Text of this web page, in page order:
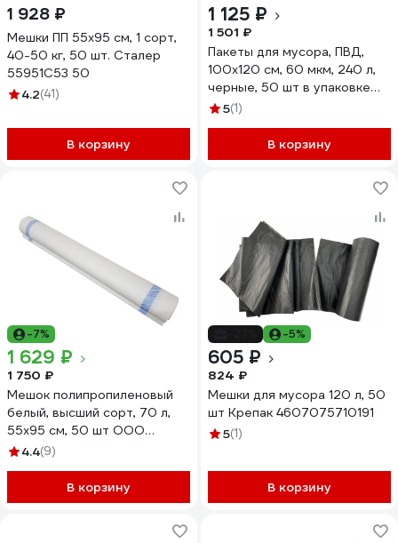
1 928 ₽
Мешки ПП 55х95 см, 1 сорт,
40-50 кг, 50 шт. Сталер
55951С53 50
4.2(41)
В корзину
1 125 ₽
1 501 ₽
Пакеты для мусора, ПВД,
100x120 см, 60 мкм, 240 л,
черные, 50 шт в упаковке
Optiline 23-0250
5(1)
В корзину
-7%
1 629 ₽
1 750 ₽
Мешок полипропиленовый
белый, высший сорт, 70 л,
55x95 см, 50 шт ООО
"Тандем Альянс" 0010
4.4(9)
В корзину
-5%
605 ₽
824 ₽
Мешки для мусора 120 л, 50
шт Крепак 4607075710191
5(1)
В корзину